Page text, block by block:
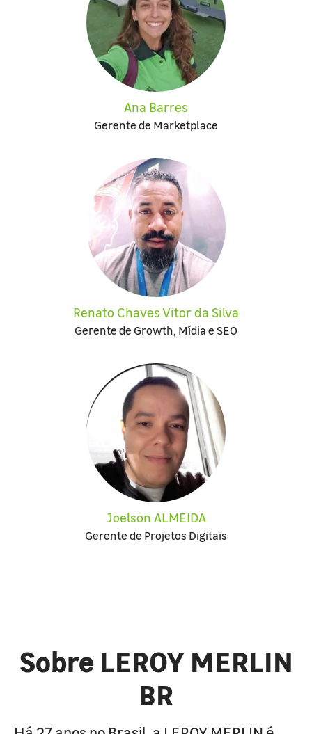
Ana Barres
Gerente de Marketplace
Renato Chaves Vitor da Silva
Gerente de Growth, Mídia e SEO
Joelson ALMEIDA
Gerente de Projetos Digitais
Sobre LEROY MERLIN
BR